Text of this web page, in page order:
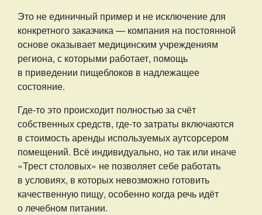
Это не единичный пример и не исключение для
конкретного заказчика — компания на постоянной
основе оказывает медицинским учреждениям
региона, с которыми работает, помощь
в приведении пищеблоков в надлежащее
состояние.
Где-то это происходит полностью за счёт
собственных средств, где-то затраты включаются
в стоимость аренды используемых аутсорсером
помещений. Всё индивидуально, но так или иначе
«Трест столовых» не позволяет себе работать
в условиях, в которых невозможно готовить
качественную пищу, особенно когда речь идёт
о лечебном питании.